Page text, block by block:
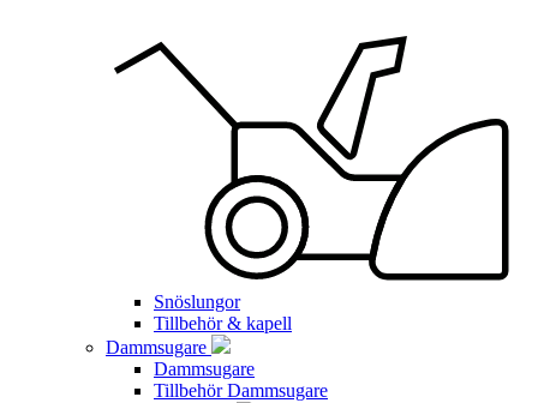
Snöslungor
Tillbehör & kapell
Dammsugare
Dammsugare
Tillbehör Dammsugare